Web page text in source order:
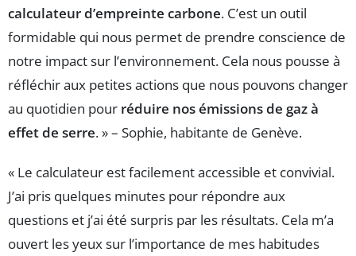
calculateur d’empreinte carbone. C’est un outil
formidable qui nous permet de prendre conscience de
notre impact sur l’environnement. Cela nous pousse à
réfléchir aux petites actions que nous pouvons changer
au quotidien pour réduire nos émissions de gaz à
effet de serre. » – Sophie, habitante de Genève.
« Le calculateur est facilement accessible et convivial.
J’ai pris quelques minutes pour répondre aux
questions et j’ai été surpris par les résultats. Cela m’a
ouvert les yeux sur l’importance de mes habitudes